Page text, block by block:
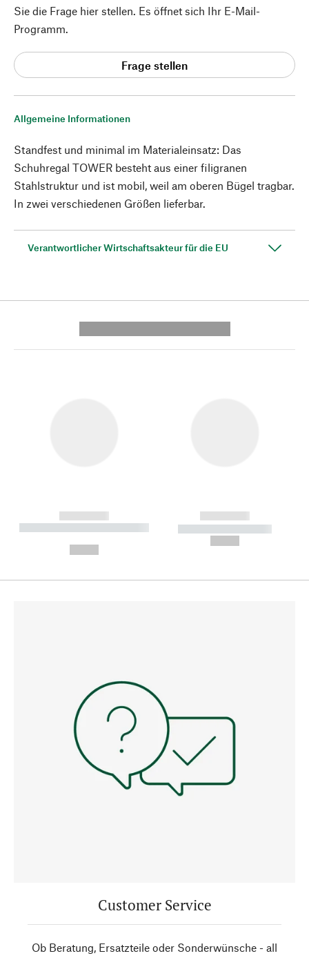
Allgemeine Informationen
Standfest und minimal im Materialeinsatz: Das
Schuhregal TOWER besteht aus einer filigranen
Stahlstruktur und ist mobil, weil am oberen Bügel tragbar.
In zwei verschiedenen Größen lieferbar.
Verantwortlicher Wirtschaftsakteur für die EU
Sie die Frage hier stellen. Es öffnet sich Ihr E-Mail-
Programm.
Frage stellen
------------
----------- ----------- --------
------------
----------- -----------
Customer Service
Ob Beratung, Ersatzteile oder Sonderwünsche - all